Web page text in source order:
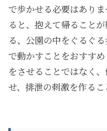
で歩かせる必要はあり
ると、抱えて帰ること
る、公園の中をぐるぐ
で動かすことをおすす
をさせることではなく
せ、排泄の刺激を作るこ